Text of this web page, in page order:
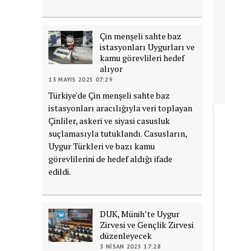
Çin menşeli sahte baz
istasyonları Uygurları ve
kamu görevlileri hedef
alıyor
13 MAYIS 2025 07:29
Türkiye'de Çin menşeli sahte baz
istasyonları aracılığıyla veri toplayan
Çinliler, askeri ve siyasi casusluk
suçlamasıyla tutuklandı. Casusların,
Uygur Türkleri ve bazı kamu
görevlilerini de hedef aldığı ifade
edildi.
DUK, Münih’te Uygur
Zirvesi ve Gençlik Zirvesi
düzenleyecek
3 NISAN 2025 17:28